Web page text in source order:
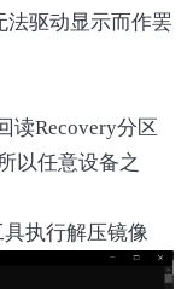
法驱动显示而作罢
读Recovery分区
以任意设备之
执行解压镜像